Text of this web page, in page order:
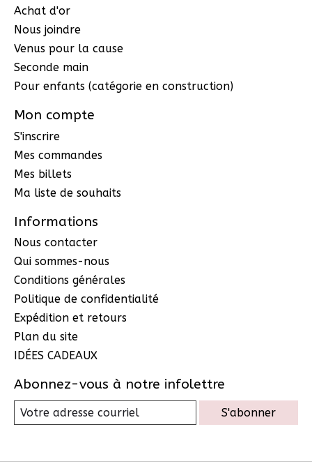
Achat d'or
Nous joindre
Venus pour la cause
Seconde main
Pour enfants (catégorie en construction)
Mon compte
S'inscrire
Mes commandes
Mes billets
Ma liste de souhaits
Informations
Nous contacter
Qui sommes-nous
Conditions générales
Politique de confidentialité
Expédition et retours
Plan du site
IDÉES CADEAUX
Abonnez-vous à notre infolettre
S'abonner